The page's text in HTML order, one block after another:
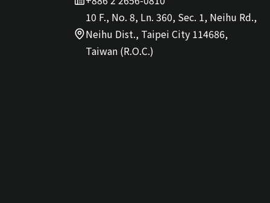
10 F., No. 8, Ln. 360, Sec. 1, Neihu Rd.,
Neihu Dist., Taipei City 114686,
Taiwan (R.O.C.)